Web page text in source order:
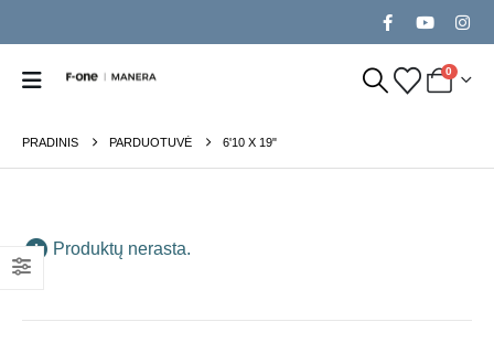
0
PRADINIS PARDUOTUVĖ 6'10 X 19"
Produktų nerasta.